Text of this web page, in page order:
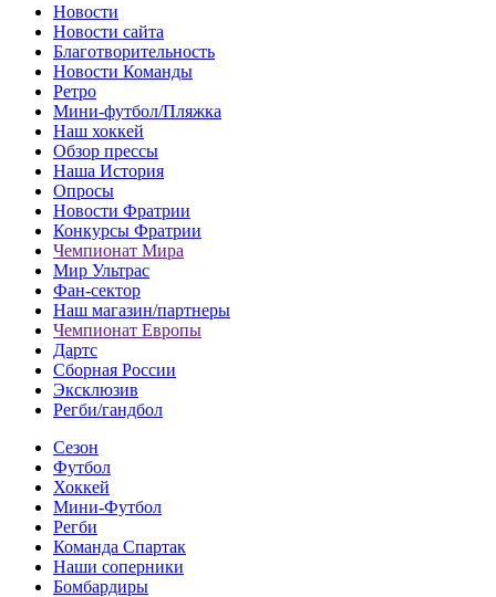
Новости
Новости сайта
Благотворительность
Новости Команды
Ретро
Мини-футбол/Пляжка
Наш хоккей
Обзор прессы
Наша История
Опросы
Новости Фратрии
Конкурсы Фратрии
Чемпионат Мира
Мир Ультрас
Фан-cектор
Наш магазин/партнеры
Чемпионат Европы
Дартс
Сборная России
Эксклюзив
Регби/гандбол
Сезон
Футбол
Хоккей
Мини-Футбол
Регби
Команда Спартак
Наши соперники
Бомбардиры